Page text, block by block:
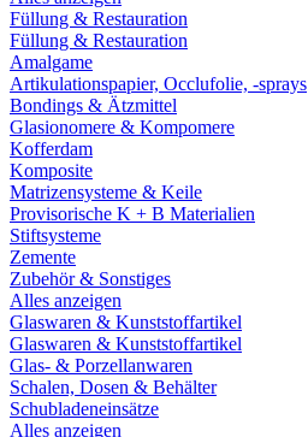
Füllung & Restauration
Füllung & Restauration
Amalgame
Artikulationspapier, Occlufolie, -sprays
Bondings & Ätzmittel
Glasionomere & Kompomere
Kofferdam
Komposite
Matrizensysteme & Keile
Provisorische K + B Materialien
Stiftsysteme
Zemente
Zubehör & Sonstiges
Alles anzeigen
Glaswaren & Kunststoffartikel
Glaswaren & Kunststoffartikel
Glas- & Porzellanwaren
Schalen, Dosen & Behälter
Schubladeneinsätze
Alles anzeigen